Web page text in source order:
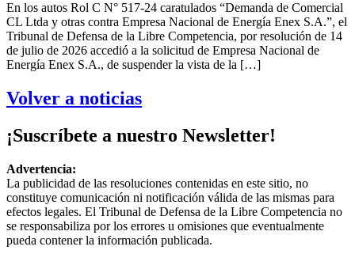
En los autos Rol C N° 517-24 caratulados “Demanda de Comercial
CL Ltda y otras contra Empresa Nacional de Energía Enex S.A.”, el
Tribunal de Defensa de la Libre Competencia, por resolución de 14
de julio de 2026 accedió a la solicitud de Empresa Nacional de
Energía Enex S.A., de suspender la vista de la […]
Volver a noticias
¡Suscríbete a nuestro Newsletter!
Advertencia:
La publicidad de las resoluciones contenidas en este sitio, no
constituye comunicación ni notificación válida de las mismas para
efectos legales. El Tribunal de Defensa de la Libre Competencia no
se responsabiliza por los errores u omisiones que eventualmente
pueda contener la información publicada.